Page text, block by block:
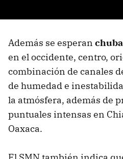
Además se esperan
en el occidente, centro,
combinación de canales
de humedad e
la atmósfera, además de
puntuales intensas en
Oaxaca.